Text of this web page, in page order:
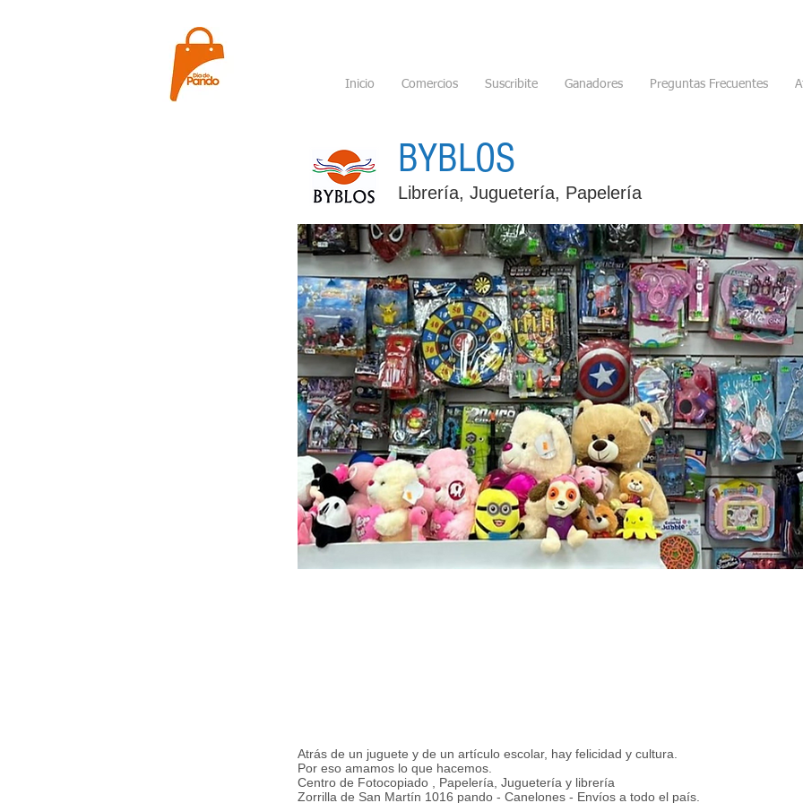
Inicio Comercios Suscribite Ganadores Preguntas Frecuentes
BYBLOS
Librería, Juguetería, Papelería
Atrás de un juguete y de un artículo escolar, hay felicidad y cultura.
Por eso amamos lo que hacemos.
Centro de Fotocopiado , Papelería, Juguetería y librería
Zorrilla de San Martín 1016 pando - Canelones - Envíos a todo el país.